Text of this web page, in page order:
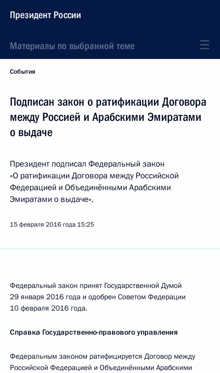
Президент России
Материалы по выбранной теме
События
Подписан закон о ратификации Договора
между Россией и Арабскими Эмиратами
о выдаче
Президент подписал Федеральный закон
«О ратификации Договора между Российской
Федерацией и Объединёнными Арабскими
Эмиратами о выдаче».
15 февраля 2016 года 15:25
Федеральный закон принят Государственной Думой
29 января 2016 года и одобрен Советом Федерации
10 февраля 2016 года.
Справка Государственно-правового управления
Федеральным законом ратифицируется Договор между
Российской Федерацией и Объединёнными Арабскими